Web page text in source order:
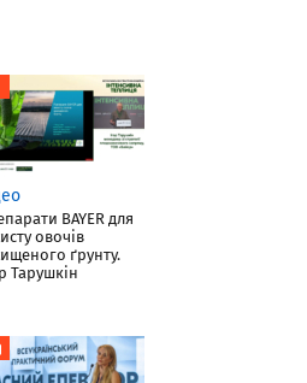
BAYER для
овочів
ґрунту.
Тарушкін